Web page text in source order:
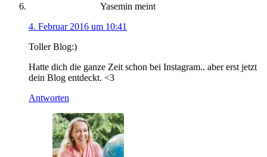
Yasemin meint
4. Februar 2016 um 10:41
Toller Blog:)
Hatte dich die ganze Zeit schon bei Instagram.. aber erst jetzt
dein Blog entdeckt. <3
Antworten